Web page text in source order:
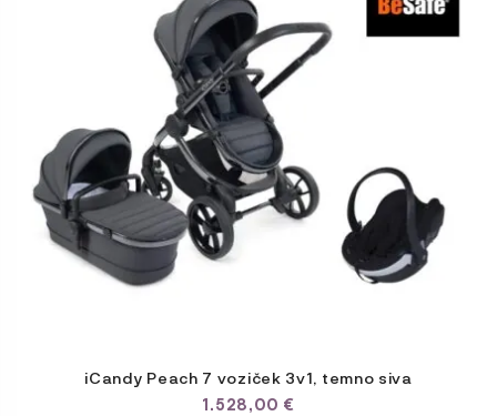
iCandy Peach 7 voziček 3v1, temno siva
1.528,00 €